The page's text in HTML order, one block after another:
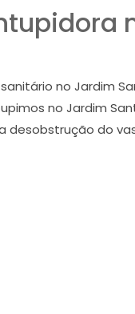
no Jardim
no Jardim
desobstrução do